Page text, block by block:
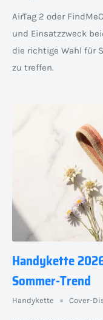
AirTag 2 oder
und Einsatzzweck
die richtige Wahl für
zu treffen.
Handykette
Sommer-Trend
Handykette Cover-